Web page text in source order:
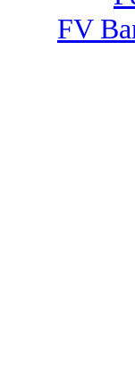
FV